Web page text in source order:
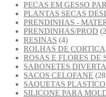
PEÇAS EM GESSO
PLANTAS SECAS
PRENDINHAS -
PRENDINHAS/PROD
RESINAS (4)
ROLHAS DE CORTIÇA
ROSAS E FLORES DE
SABONETES
SACOS CELOFANE
SAQUETAS PLASTICO
SILICONE PARA